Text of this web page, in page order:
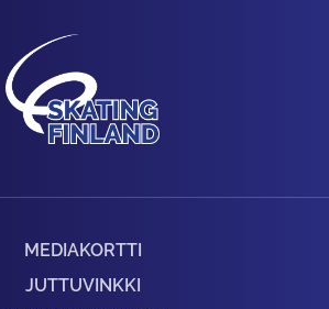
MEDIAKORTTI
JUTTUVINKKI